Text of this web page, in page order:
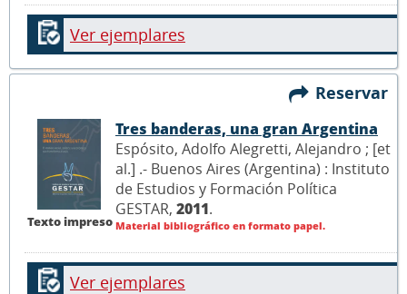
Ver ejemplares
Reservar
Texto impreso
Tres banderas, una gran Argentina
Espósito, Adolfo Alegretti, Alejandro ; [et
al.] .- Buenos Aires (Argentina) : Instituto
de Estudios y Formación Política
GESTAR, 2011.
Material bibliográfico en formato papel.
Ver ejemplares